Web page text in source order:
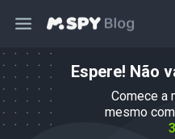
Espere! Não
Comece a
mesmo
Dicas